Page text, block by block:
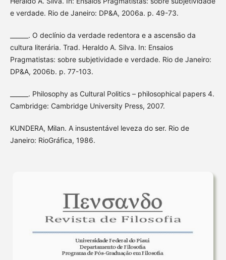
e verdade. Rio de Janeiro: DP&A, 2006a. p. 49-73.
______. O declínio da verdade redentora e a ascensão da
cultura literária. Trad. Heraldo A. Silva. In: Ensaios
Pragmatistas: sobre subjetividade e verdade. Rio de Janeiro:
DP&A, 2006b. p. 77-103.
______. Philosophy as Cultural Politics – philosophical papers 4.
Cambridge: Cambridge University Press, 2007.
KUNDERA, Milan. A insustentável leveza do ser. Rio de
Janeiro: RioGráfica, 1986.